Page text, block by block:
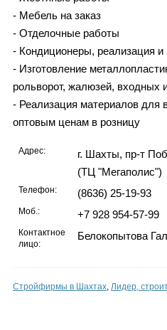
- Мебель на заказ
- Отделочные работы
- Кондиционеры, реализация и
- Изготовление
рольворот, жалюзей, входных
- Реализация материалов для
оптовым ценам в розницу
Адрес:
г. Шахты, пр-т
(ТЦ "Мегаполис")
Телефон: (8636) 25-19-93
Моб.: +7 928 954-57-99
Контактное
лицо:
Белокопытова
Стройфирмы в Шахтах, Лидер,